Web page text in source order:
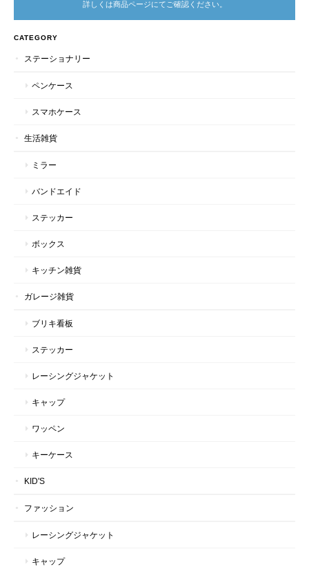
詳しくは商品ページにてご確認ください。
CATEGORY
ステーショナリー
ペンケース
スマホケース
生活雑貨
ミラー
バンドエイド
ステッカー
ボックス
キッチン雑貨
ガレージ雑貨
ブリキ看板
ステッカー
レーシングジャケット
キャップ
ワッペン
キーケース
KID'S
ファッション
レーシングジャケット
キャップ